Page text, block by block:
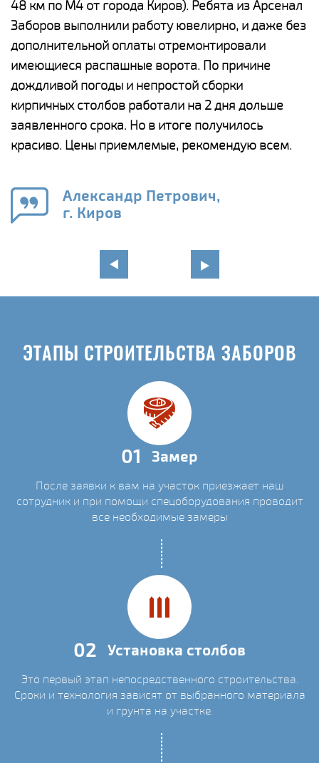
48 км по М4 от города Киров). Ребята из Арсенал
Заборов выполнили работу ювелирно, и даже без
дополнительной оплаты отремонтировали
имеющиеся распашные ворота. По причине
дождливой погоды и непростой сборки
кирпичных столбов работали на 2 дня дольше
заявленного срока. Но в итоге получилось
красиво. Цены приемлемые, рекомендую всем.
Александр Петрович,
г. Киров
ЭТАПЫ СТРОИТЕЛЬСТВА ЗАБОРОВ
01 Замер
После заявки к вам на участок приезжает наш
сотрудник и при помощи спецоборудования проводит
все необходимые замеры
02 Установка столбов
Это первый этап непосредственного строительства.
Сроки и технология зависят от выбранного материала
и грунта на участке.